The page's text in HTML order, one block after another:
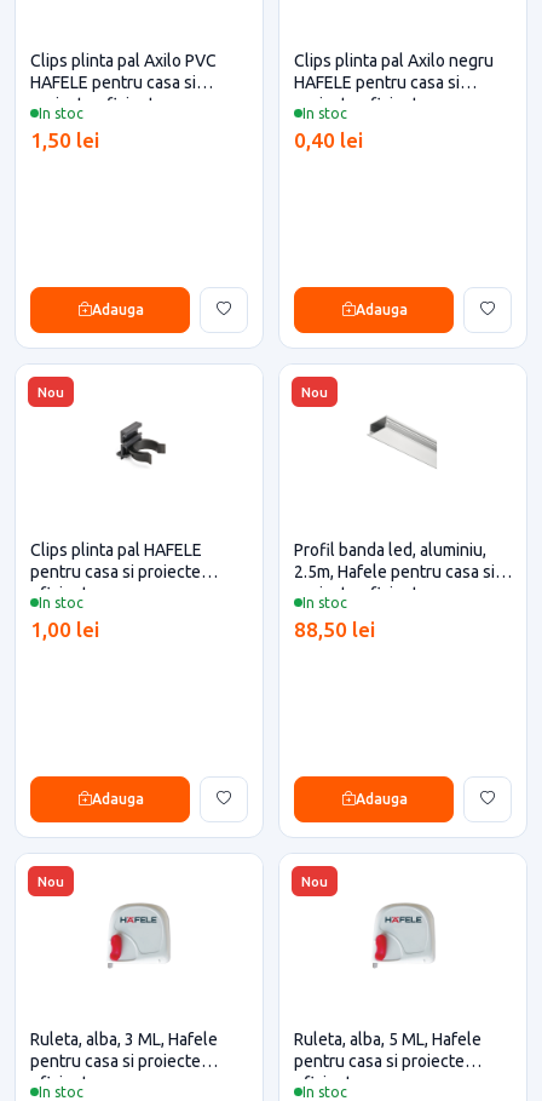
In stoc
Clips plinta pal Axilo PVC
HAFELE pentru casa si
proiecte eficiente
1,50 lei
Adauga
In stoc
Clips plinta pal Axilo negru
HAFELE pentru casa si
proiecte eficiente
0,40 lei
Adauga
Nou
In stoc
Clips plinta pal HAFELE
pentru casa si proiecte
eficiente
1,00 lei
Adauga
Nou
In stoc
Profil banda led, aluminiu,
2.5m, Hafele pentru casa si
proiecte eficiente
88,50 lei
Adauga
Nou
In stoc
Ruleta, alba, 3 ML, Hafele
pentru casa si proiecte
eficiente
Nou
In stoc
Ruleta, alba, 5 ML, Hafele
pentru casa si proiecte
eficiente